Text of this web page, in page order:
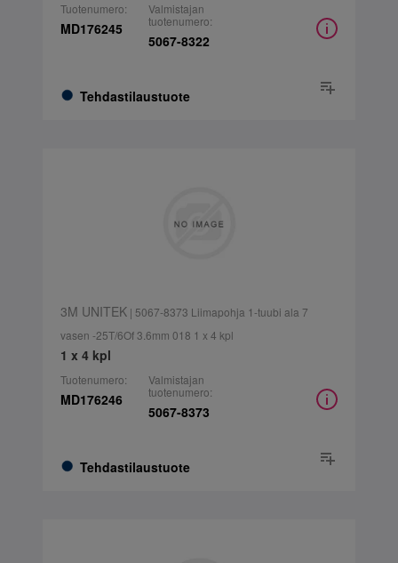
Tuotenumero:
MD176245
Tehdastilaustuote
Valmistajan
tuotenumero:
5067-8322
3M UNITEK| 5067-8373 Liimapohja 1-tuubi ala 7
vasen -25T/6Of 3.6mm 018 1 x 4 kpl
1 x 4 kpl
Tuotenumero:
MD176246
Tehdastilaustuote
Valmistajan
tuotenumero:
5067-8373